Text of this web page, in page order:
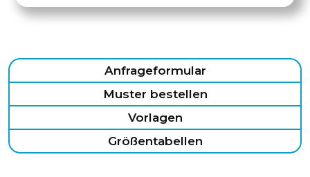
Anfrageformular
Muster bestellen
Vorlagen
Größentabellen